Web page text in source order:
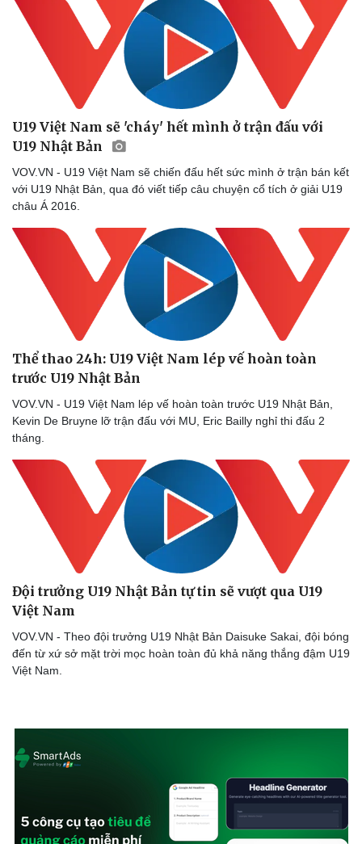
Dinh dưỡng - món ngon
Cây thuốc
Sản phụ khoa
Nhi khoa
Nam khoa
Làm đẹp - giảm cân
Phòng mạch online
Ăn sạch sống khỏe
Nhà đẹp
Blog
Tình yêu - Gia đình
U19 Việt Nam sẽ 'cháy' hết mình ở trận đấu với
U19 Nhật Bản
VOV.VN - U19 Việt Nam sẽ chiến đấu hết sức mình ở trận bán kết
với U19 Nhật Bản, qua đó viết tiếp câu chuyện cổ tích ở giải U19
châu Á 2016.
Thể thao 24h: U19 Việt Nam lép vế hoàn toàn
trước U19 Nhật Bản
VOV.VN - U19 Việt Nam lép vế hoàn toàn trước U19 Nhật Bản,
Kevin De Bruyne lỡ trận đấu với MU, Eric Bailly nghỉ thi đấu 2
tháng.
Đội trưởng U19 Nhật Bản tự tin sẽ vượt qua U19
Việt Nam
VOV.VN - Theo đội trưởng U19 Nhật Bản Daisuke Sakai, đội bóng
đến từ xứ sở mặt trời mọc hoàn toàn đủ khả năng thắng đậm U19
Việt Nam.